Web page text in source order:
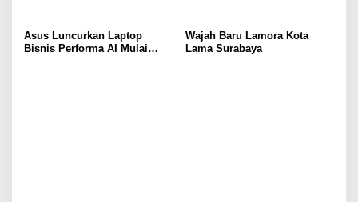
Asus Luncurkan Laptop
Bisnis Performa AI Mulai
Wajah Baru Lamora Kota
Lama Surabaya